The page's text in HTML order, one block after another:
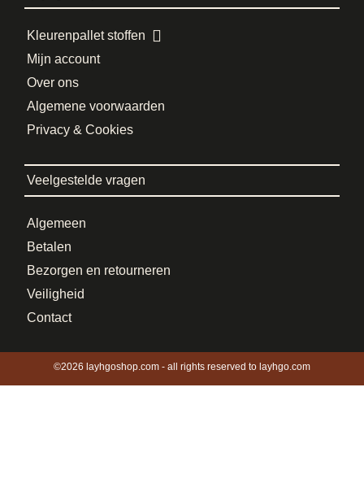
Kleurenpallet stoffen
Mijn account
Over ons
Algemene voorwaarden
Privacy & Cookies
Veelgestelde vragen
Algemeen
Betalen
Bezorgen en retourneren
Veiligheid
Contact
©2026 layhgoshop.com - all rights reserved to layhgo.com